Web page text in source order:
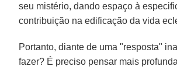
seu mistério, dando espaço à
contribuição na edificação da vida
Portanto, diante de uma "resposta"
fazer? É preciso pensar mais